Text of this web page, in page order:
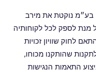
בע״מ נוקטת את מירב
לספק לכל לקוחותיה
לחוק שוויון זכויות
עם מוגבלויות תשנ"ח-1998 ולתקנות שהותקנו מכוחו,
התאמות הנגישות